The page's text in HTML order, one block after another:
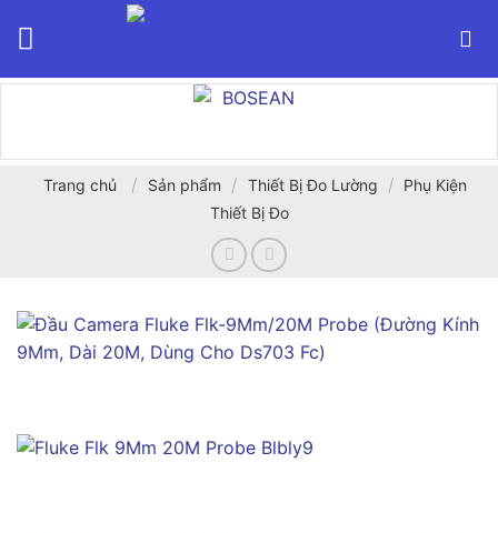
Trang chủ / Sản phẩm / Thiết Bị Đo Lường / Phụ Kiện
Thiết Bị Đo